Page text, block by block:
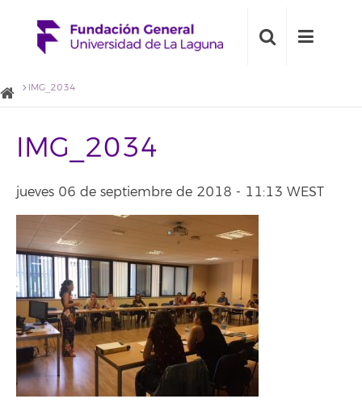
IMG_2034
IMG_2034
jueves 06 de septiembre de 2018 - 11:13 WEST